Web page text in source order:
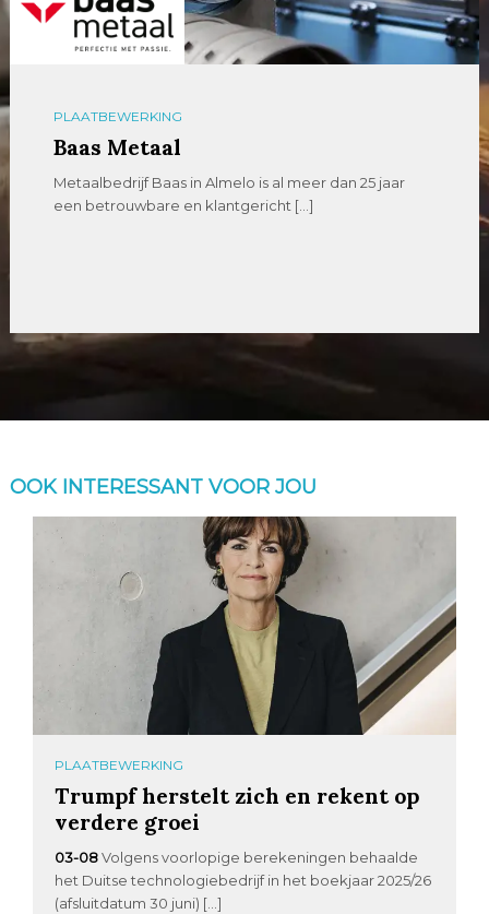
PLAATBEWERKING
Baas Metaal
Metaalbedrijf Baas in Almelo is al meer dan 25 jaar
een betrouwbare en klantgericht […]
OOK INTERESSANT VOOR JOU
PLAATBEWERKING
Trumpf herstelt zich en rekent op
verdere groei
03-08 Volgens voorlopige berekeningen behaalde
het Duitse technologiebedrijf in het boekjaar 2025/26
(afsluitdatum 30 juni) […]